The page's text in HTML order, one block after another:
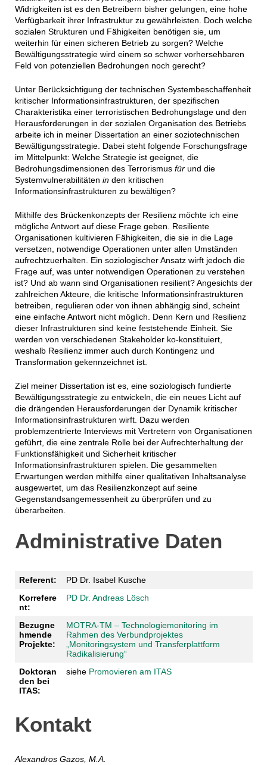
Widrigkeiten ist es den Betreibern bisher gelungen, eine hohe
Verfügbarkeit ihrer Infrastruktur zu gewährleisten. Doch welche
sozialen Strukturen und Fähigkeiten benötigen sie, um
weiterhin für einen sicheren Betrieb zu sorgen? Welche
Bewältigungsstrategie wird einem so schwer vorhersehbaren
Feld von potenziellen Bedrohungen noch gerecht?
Unter Berücksichtigung der technischen Systembeschaffenheit
kritischer Informationsinfrastrukturen, der spezifischen
Charakteristika einer terroristischen Bedrohungslage und den
Herausforderungen in der sozialen Organisation des Betriebs
arbeite ich in meiner Dissertation an einer soziotechnischen
Bewältigungsstrategie. Dabei steht folgende Forschungsfrage
im Mittelpunkt: Welche Strategie ist geeignet, die
Bedrohungsdimensionen des Terrorismus für und die
Systemvulnerabilitäten inden kritischen
Informationsinfrastrukturen zu bewältigen?
Mithilfe des Brückenkonzepts der Resilienz möchte ich eine
mögliche Antwort auf diese Frage geben. Resiliente
Organisationen kultivieren Fähigkeiten, die sie in die Lage
versetzen, notwendige Operationen unter allen Umständen
aufrechtzuerhalten. Ein soziologischer Ansatz wirft jedoch die
Frage auf, was unter notwendigen Operationen zu verstehen
ist? Und ab wann sind Organisationen resilient? Angesichts der
zahlreichen Akteure, die kritische Informationsinfrastrukturen
betreiben, regulieren oder von ihnen abhängig sind, scheint
eine einfache Antwort nicht möglich. Denn Kern und Resilienz
dieser Infrastrukturen sind keine feststehende Einheit. Sie
werden von verschiedenen Stakeholder ko-konstituiert,
weshalb Resilienz immer auch durch Kontingenz und
Transformation gekennzeichnet ist.
Ziel meiner Dissertation ist es, eine soziologisch fundierte
Bewältigungsstrategie zu entwickeln, die ein neues Licht auf
die drängenden Herausforderungen der Dynamik kritischer
Informationsinfrastrukturen wirft. Dazu werden
problemzentrierte Interviews mit Vertretern von Organisationen
geführt, die eine zentrale Rolle bei der Aufrechterhaltung der
Funktionsfähigkeit und Sicherheit kritischer
Informationsinfrastrukturen spielen. Die gesammelten
Erwartungen werden mithilfe einer qualitativen Inhaltsanalyse
ausgewertet, um das Resilienzkonzept auf seine
Gegenstandsangemessenheit zu überprüfen und zu
überarbeiten.
Administrative Daten
Referent:
PD Dr. Isabel Kusche
Korrefere
nt:
PD Dr. Andreas Lösch
Bezugne
hmende
Projekte:
MOTRA-TM – Technologiemonitoring im
Rahmen des Verbundprojektes
„Monitoringsystem und Transferplattform
Radikalisierung“
Doktoran
den bei
ITAS:
siehe Promovieren am ITAS
Kontakt
Alexandros Gazos, M.A.